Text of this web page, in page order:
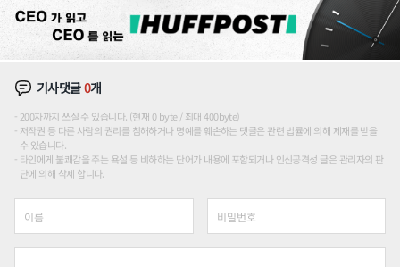
기사댓글0개
200자까지 쓰실 수 있습니다. (현재 0 byte / 최대 400byte)
저작권 등 다른 사람의 권리를 침해하거나 명예를 훼손하는 댓글은 관련 법률에 의해 제재를 받을
수 있습니다.
타인에게 불쾌감을 주는 욕설 등 비하하는 단어가 내용에 포함되거나 인신공격성 글은 관리자의 판
단에 의해 삭제 합니다.